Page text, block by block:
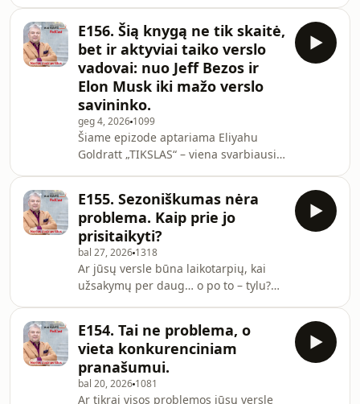
vieną dažniausių smulkaus ir
vidutinio verslo savininkų klaidų –
norą nuolat kažką keisti vien todėl,
kad p
atrodo kaip akivaizdus pasirinkimas,
ypač kai diegiame DI įrankius ar kitus
naujus sprendimus. LinkedIn ir verslo
aplinka pilna istorijų apie
automatizacijas, AI asistentus ir
greitas pergales. Tačiau ar šie
pagerinimai iš tiesų didina pelną ir
augimą? Epizode į Žemai kabančių
vaisių
E156. Šią knygą ne tik skaitė,
bet ir aktyviai taiko verslo
vadovai: nuo Jeff Bezos ir
Elon Musk iki mažo verslo
savininko.
geg 4, 2026 1099
Šiame epizode aptariama Eliyahu
Goldratt „TIKSLAS“ – viena svarbiausių
Sužinosite, kodėl ne visi patobulinimai
kuria vertę, kas iš tikrųjų stabdo jūsų
verslo augimą ir kaip rasti savo
„Herbį“ – silpniausią grandį,
ribojančią rezultatus. Kalbame apie
Apribojimų Teorijos principus ir kaip
juos pritaikyti praktikoje: 👉 k
E155. Sezoniškumas nėra
problema. Kaip prie jo
prisitaikyti?
bal 27, 2026 1318
Ar jūsų versle būna laikotarpių, kai
užsakymų per daug… o po to – tylu?
ir bando „sutvarkyti“ sezoniškumą. Bet
kas, jei tai nėra problema? Šiame
epizode kalbame apie vieną
dažniausiai neteisingai suprantamų
E154. Tai ne problema, o
vieta konkurenciniam
pranašumui.
bal 20, 2026 1081
Ar tikrai visos problemos jūsų versle